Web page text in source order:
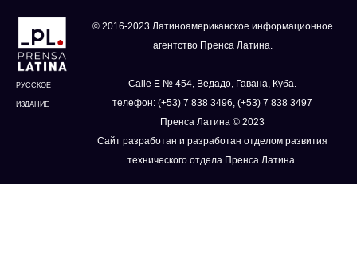
РУССКОЕ
ИЗДАНИЕ
© 2016-2023 Латиноамериканское информационное
агентство Пренса Латина.
Calle E № 454, Ведадо, Гавана, Куба.
телефон: (+53) 7 838 3496, (+53) 7 838 3497
Пренса Латина © 2023
Сайт разработан и разработан отделом развития
технического отдела Пренса Латина.